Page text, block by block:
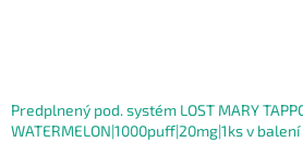
Predplnený pod. systém LOST MARY
WATERMELON|1000puff|20mg|1ks v balení